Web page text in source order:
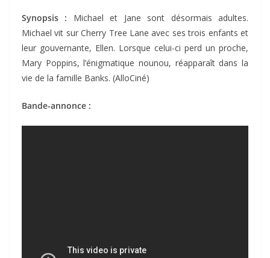
Synopsis : Michael et Jane sont désormais adultes.
Michael vit sur Cherry Tree Lane avec ses trois enfants et
leur gouvernante, Ellen. Lorsque celui-ci perd un proche,
Mary Poppins, l’énigmatique nounou, réapparaît dans la
vie de la famille Banks. (AlloCiné)
Bande-annonce :